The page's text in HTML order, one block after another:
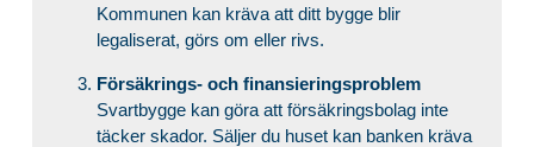
Kommunen kan kräva att ditt bygge blir
legaliserat, görs om eller rivs.
Försäkrings- och finansieringsproblem
Svartbygge kan göra att försäkringsbolag inte
täcker skador. Säljer du huset kan banken kräva